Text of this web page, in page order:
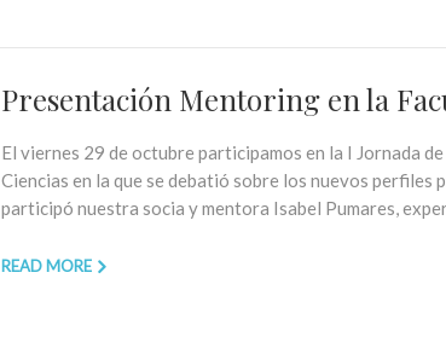
Presentación Mentoring en la
El viernes 29 de octubre participamos en la I Jornada
Ciencias en la que se debatió sobre los nuevos
participó nuestra socia y mentora Isabel Pumares,
READ MORE